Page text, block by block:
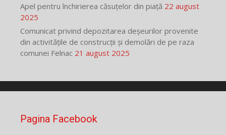
Apel pentru închirierea căsuțelor din piață 22 august
2025
Comunicat privind depozitarea deșeurilor provenite
din activitățile de construcții și demolări de pe raza
comunei Felnac 21 august 2025
Pagina Facebook